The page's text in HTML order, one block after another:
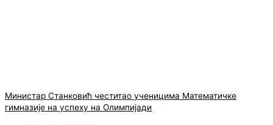
Министар Станковић честитао ученицима Математичке
гимназије на успеху на Олимпијади